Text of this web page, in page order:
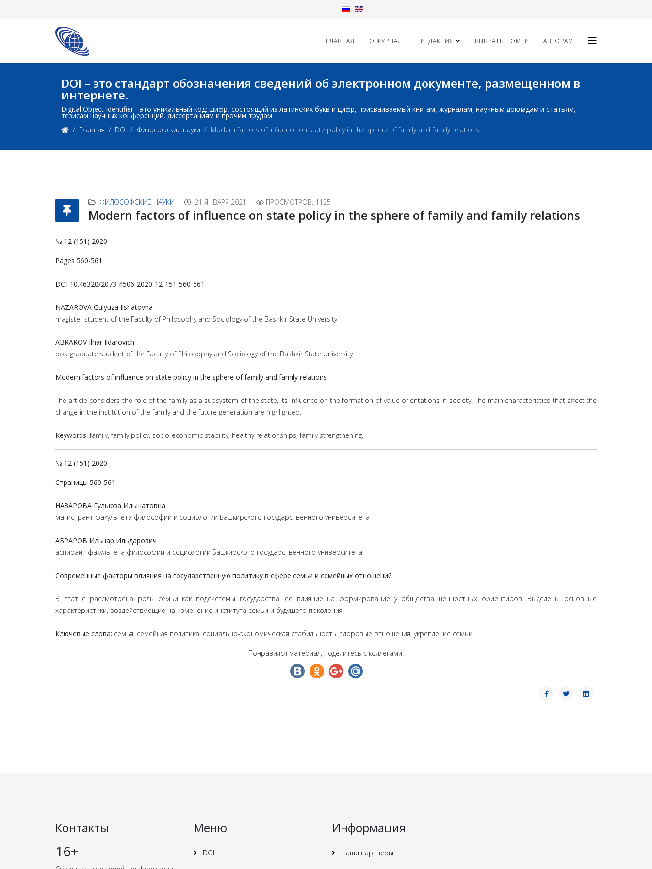
ГЛАВНАЯ О ЖУРНАЛЕ РЕДАКЦИЯ ВЫБРАТЬ НОМЕР АВТОРАМ
DOI – это стандарт обозначения сведений об электронном документе, размещенном в
интернете.
Digital Object Identifier - это уникальный код: шифр, состоящий из латинских букв и цифр, присваиваемый книгам, журналам, научным докладам и статьям,
тезисам научных конференций, диссертациям и прочим трудам.
Главная
DOI Философские науки Modern factors of influence on state policy in the sphere of family and family relations
ФИЛОСОФСКИЕ НАУКИ 21 ЯНВАРЯ 2021 ПРОСМОТРОВ: 1125
Modern factors of influence on state policy in the sphere of family and family relations
№ 12 (151) 2020
Pages 560-561
DOI 10.46320/2073-4506-2020-12-151-560-561
NAZAROVA Gulyuza Ilshatovna
magister student of the Faculty of Philosophy and Sociology of the Bashkir State University
ABRAROV Ilnar Ildarovich
postgraduate student of the Faculty of Philosophy and Sociology of the Bashkir State University
Modern factors of influence on state policy in the sphere of family and family relations
The article considers the role of the family as a subsystem of the state, its influence on the formation of value orientations in society. The main characteristics that affect the
change in the institution of the family and the future generation are highlighted.
Keywords: family, family policy, socio-economic stability, healthy relationships, family strengthening.
№ 12 (151) 2020
Страницы 560-561
НАЗАРОВА Гульюза Ильшатовна
магистрант факультета философии и социологии Башкирского государственного университета
АБРАРОВ Ильнар Ильдарович
аспирант факультета философии и социологии Башкирского государственного университета
Современные факторы влияния на государственную политику в сфере семьи и семейных отношений
В статье рассмотрена роль семьи как подсистемы государства, ее влияние на формирование у общества ценностных ориентиров. Выделены основные
характеристики, воздействующие на изменение института семьи и будущего поколения.
Ключевые слова: семья, семейная политика, социально-экономическая стабильность, здоровые отношения, укрепление семьи.
Понравился материал, поделитесь с коллегами.
Контакты
16+
Меню
DOI
Информация
Наши партнеры